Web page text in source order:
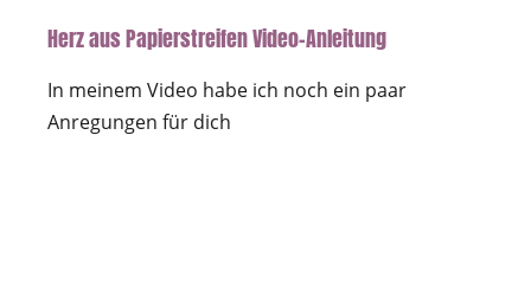
Herz aus Papierstreifen Video-Anleitung
In meinem Video habe ich noch ein paar
Anregungen für dich